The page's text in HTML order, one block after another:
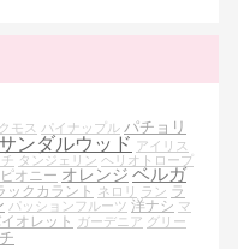
モス パイナップル パチョリ
ンダルウッド アイリス
タンジェリン ヘリオトロープ
ピオニー オレンジ ベルガ
ックカラント ネロリ ラン ラ
パッションフルーツ 洋ナシ マ
オレット ガーデニア グリー